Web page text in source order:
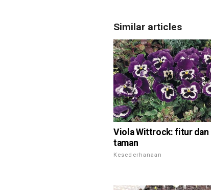
Similar articles
Viola Wittrock: fitur dan
taman
Kesederhanaan